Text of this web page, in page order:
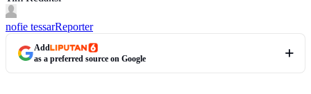
nofie tessarReporter
Add
as a preferred source on Google